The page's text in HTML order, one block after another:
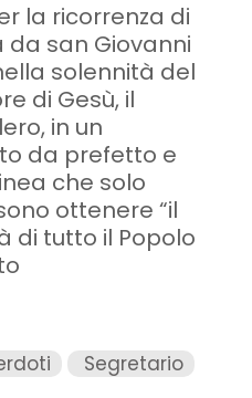
la ricorrenza di
san Giovanni
solennità del
di Gesù, il
in un
da prefetto e
che solo
ottenere “il
di tutto il Popolo
Segretario